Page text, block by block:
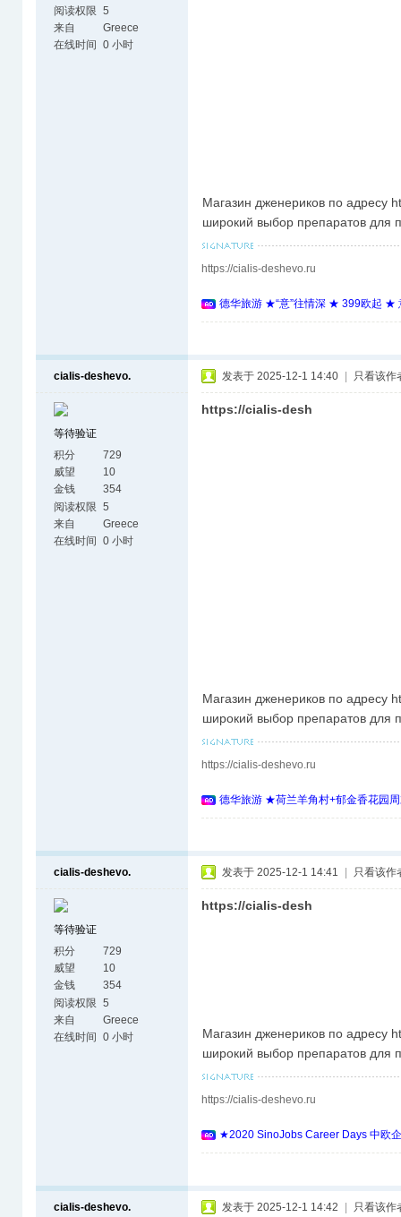
阅读权限 5
来自
Greece
在线时间
0 小时
Магазин дженериков по адресу
широкий выбор препаратов для
https://cialis-deshevo.ru
德华旅游 ★“意”往情深 ★ 399欧起 ★
cialis-deshevo.
等待验证
积分
729
威望
10
金钱
354
阅读权限 5
来自
Greece
在线时间
0 小时
发表于 2025-12-1 14:40 只看该作
https://cialis-desh
Магазин дженериков по адресу
широкий выбор препаратов для
https://cialis-deshevo.ru
德华旅游 ★荷兰羊角村+郁金香花园
cialis-deshevo.
等待验证
积分
729
威望
10
金钱
354
阅读权限 5
来自
Greece
在线时间
0 小时
发表于 2025-12-1 14:41 只看该作
https://cialis-desh
Магазин дженериков по адресу
широкий выбор препаратов для
https://cialis-deshevo.ru
★2020 SinoJobs Career Days 中欧
cialis-deshevo. 发表于 2025-12-1 14:42 只看该作